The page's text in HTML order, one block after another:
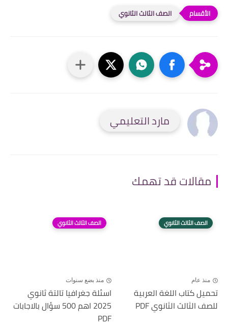
الصف الثالث الثانوي
مارد التعليمي
مقالات قد تهمك
الصف الثالث الثانوي
منذ عام
تحميل كتاب اللغة العربية
للصف الثالث الثانوي PDF
الصف الثالث الثانوي
منذ بضع سنوات
اسئلة جغرافيا تالتة ثانوي
2025 اهم 500 سؤال بالاجابات
PDF